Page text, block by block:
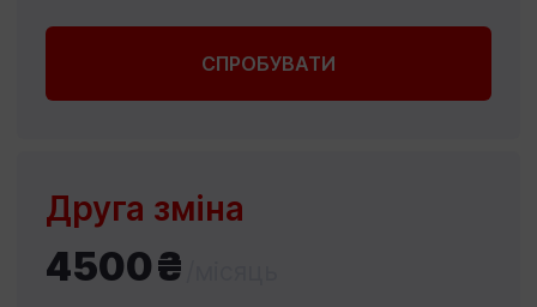
СПРОБУВАТИ
Друга зміна
4500₴